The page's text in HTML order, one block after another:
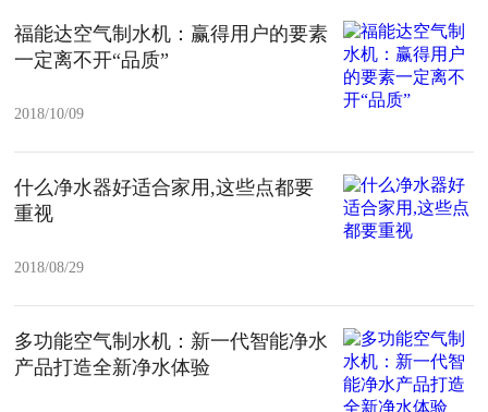
福能达空气制水机：赢得用户的要素
一定离不开“品质”
2018/10/09
什么净水器好适合家用,这些点都要
重视
2018/08/29
多功能空气制水机：新一代智能净水
产品打造全新净水体验